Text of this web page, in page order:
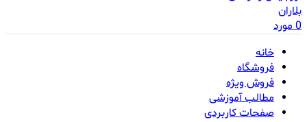
0مورد
خانه
فروشگاه
فروش ویژه
مطالب آموزشی
صفحات کاربردی